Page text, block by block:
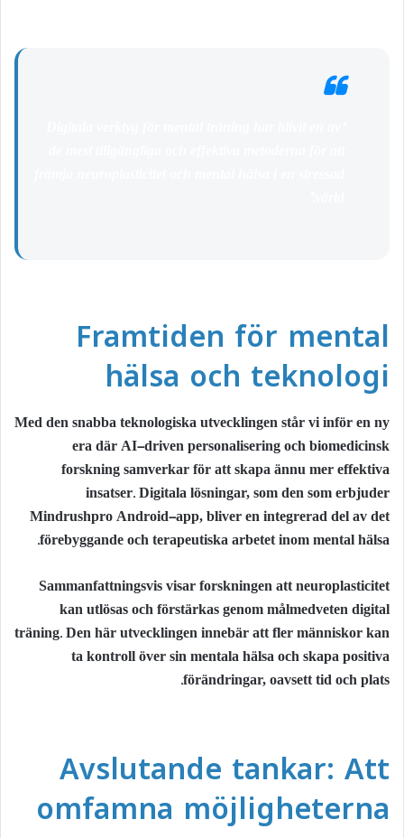
Framtiden för mental
hälsa och teknologi
Med den snabba teknologiska utvecklingen står vi inför en ny
era där AI-driven personalisering och biomedicinsk
forskning samverkar för att skapa ännu mer effektiva
insatser. Digitala lösningar, som den som erbjuder
Mindrushpro Android-app, bliver en integrerad del av det
förebyggande och terapeutiska arbetet inom mental hälsa.
Sammanfattningsvis visar forskningen att neuroplasticitet
kan utlösas och förstärkas genom målmedveten digital
träning. Den här utvecklingen innebär att fler människor kan
ta kontroll över sin mentala hälsa och skapa positiva
förändringar, oavsett tid och plats.
Avslutande tankar: Att
omfamna möjligheterna